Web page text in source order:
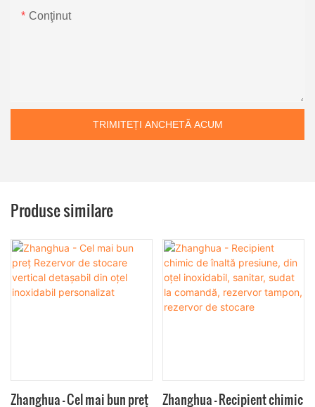
Conţinut
TRIMITEȚI ANCHETĂ ACUM
Produse similare
Zhanghua - Cel mai bun preț Zhanghua - Recipient chimic